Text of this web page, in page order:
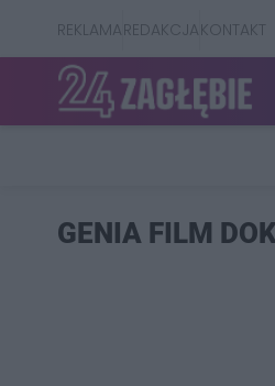
REKLAMAREDAKCJAKONTAKT
GENIA FILM